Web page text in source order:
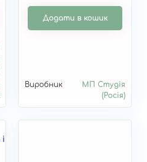
Додати в кошик
Виробник
МП Студія
(Росія)